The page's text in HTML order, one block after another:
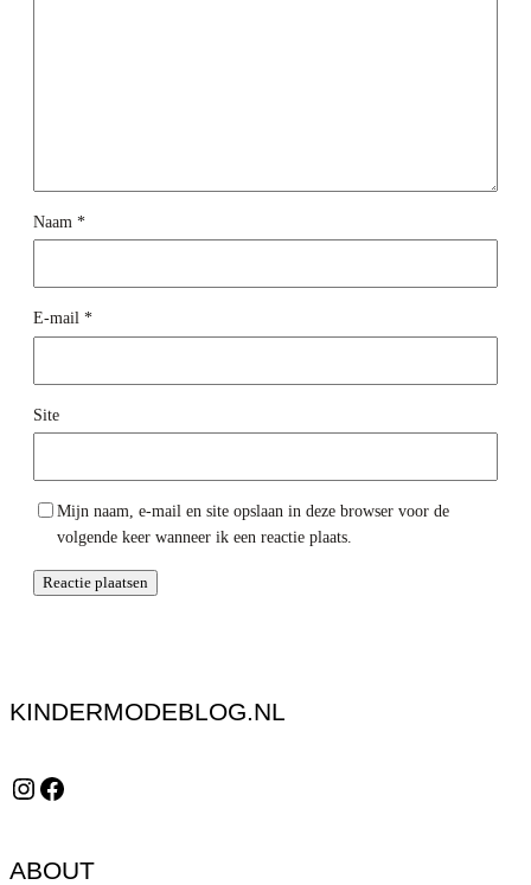
Naam *
E-mail *
Site
Mijn naam, e-mail en site opslaan in deze browser voor de
volgende keer wanneer ik een reactie plaats.
KINDERMODEBLOG.NL
Instagram Facebook
ABOUT